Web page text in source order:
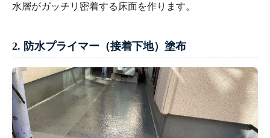
水層がガッチリ密着する床面を作ります。
2. 防水プライマー（接着下地）塗布